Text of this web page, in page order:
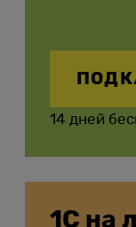
14 дней
1С на